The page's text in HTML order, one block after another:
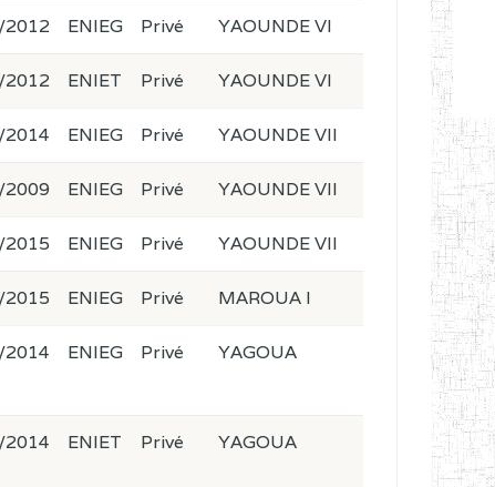
ENIEG Privé YAOUNDE VI
ENIET Privé YAOUNDE VI
ENIEG Privé YAOUNDE VII
ENIEG Privé YAOUNDE VII
ENIEG Privé YAOUNDE VII
ENIEG Privé MAROUA I
ENIEG Privé YAGOUA
ENIET Privé YAGOUA